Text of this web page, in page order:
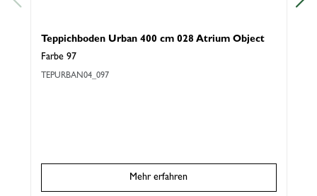
Teppichboden Urban 400 cm 028 Atrium Object
Farbe 97
TEPURBAN04_097
Mehr erfahren